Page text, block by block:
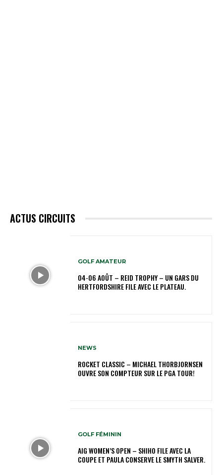
ACTUS CIRCUITS
GOLF AMATEUR
04-06 AOÛT – REID TROPHY – UN GARS DU
HERTFORDSHIRE FILE AVEC LE PLATEAU.
NEWS
ROCKET CLASSIC – MICHAEL THORBJORNSEN
OUVRE SON COMPTEUR SUR LE PGA TOUR!
GOLF FÉMININ
AIG WOMEN’S OPEN – SHIHO FILE AVEC LA
COUPE ET PAULA CONSERVE LE SMYTH SALVER.